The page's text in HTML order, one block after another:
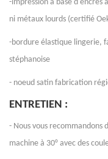
-impression à base d'encres
ni métaux lourds (certifié
-bordure élastique lingerie,
stéphanoise
- noeud satin fabrication
ENTRETIEN :
- Nous vous recommandons
machine à 30° avec des